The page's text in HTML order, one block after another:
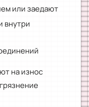
или заедают
внутри
на износ